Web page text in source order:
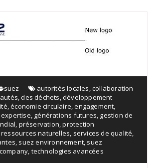
suez autorités locales ,collaboration
,des déchets ,développement
,économie circulaire ,engagement
,expertise générations futures gestion de
préservation ,protection
,ressources naturelles services de qualité
suez environnement suez
technologies avancées